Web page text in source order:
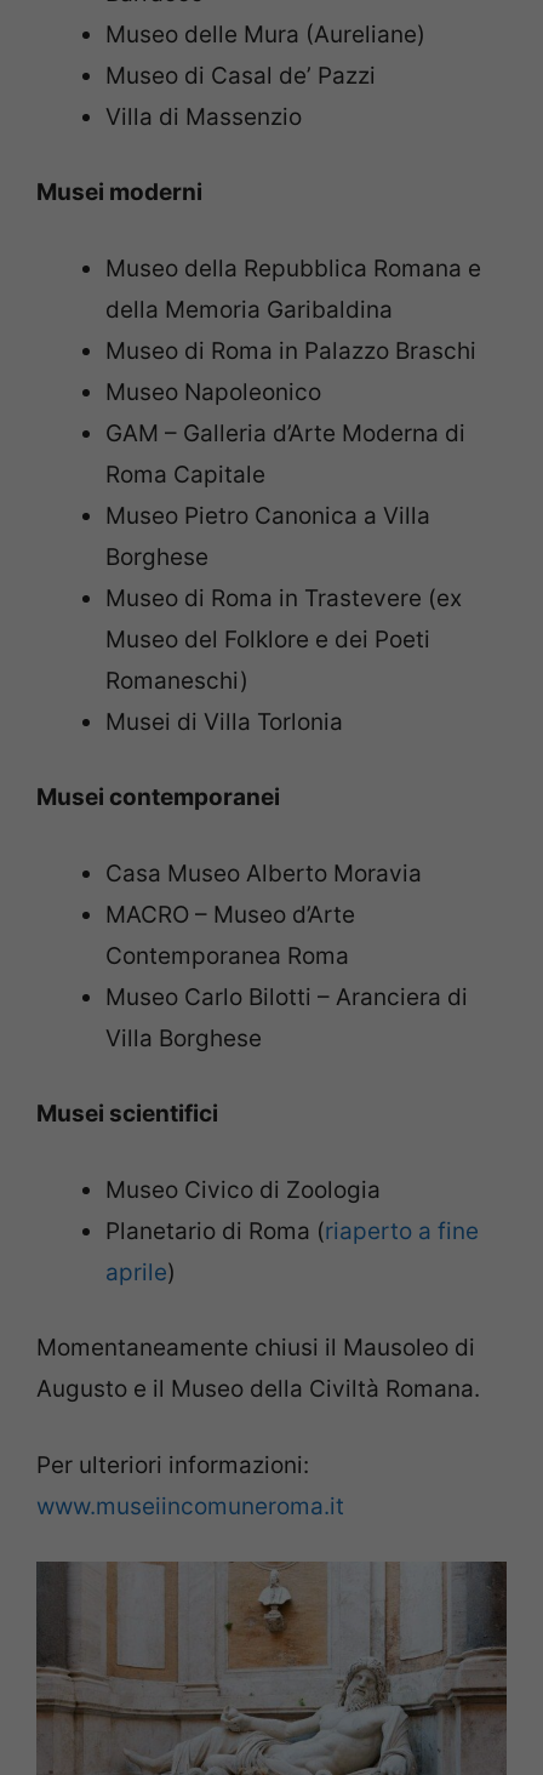
Museo delle Mura (Aureliane)
Museo di Casal de’ Pazzi
Villa di Massenzio
Musei moderni
Museo della Repubblica Romana e
della Memoria Garibaldina
Museo di Roma in Palazzo Braschi
Museo Napoleonico
GAM – Galleria d’Arte Moderna di
Roma Capitale
Museo Pietro Canonica a Villa
Borghese
Museo di Roma in Trastevere (ex
Museo del Folklore e dei Poeti
Romaneschi)
Musei di Villa Torlonia
Musei contemporanei
Casa Museo Alberto Moravia
MACRO – Museo d’Arte
Contemporanea Roma
Museo Carlo Bilotti – Aranciera di
Villa Borghese
Musei scientifici
Museo Civico di Zoologia
Planetario di Roma (riaperto a fine
aprile)
Momentaneamente chiusi il Mausoleo di
Augusto e il Museo della Civiltà Romana.
Per ulteriori informazioni:
www.museiincomuneroma.it